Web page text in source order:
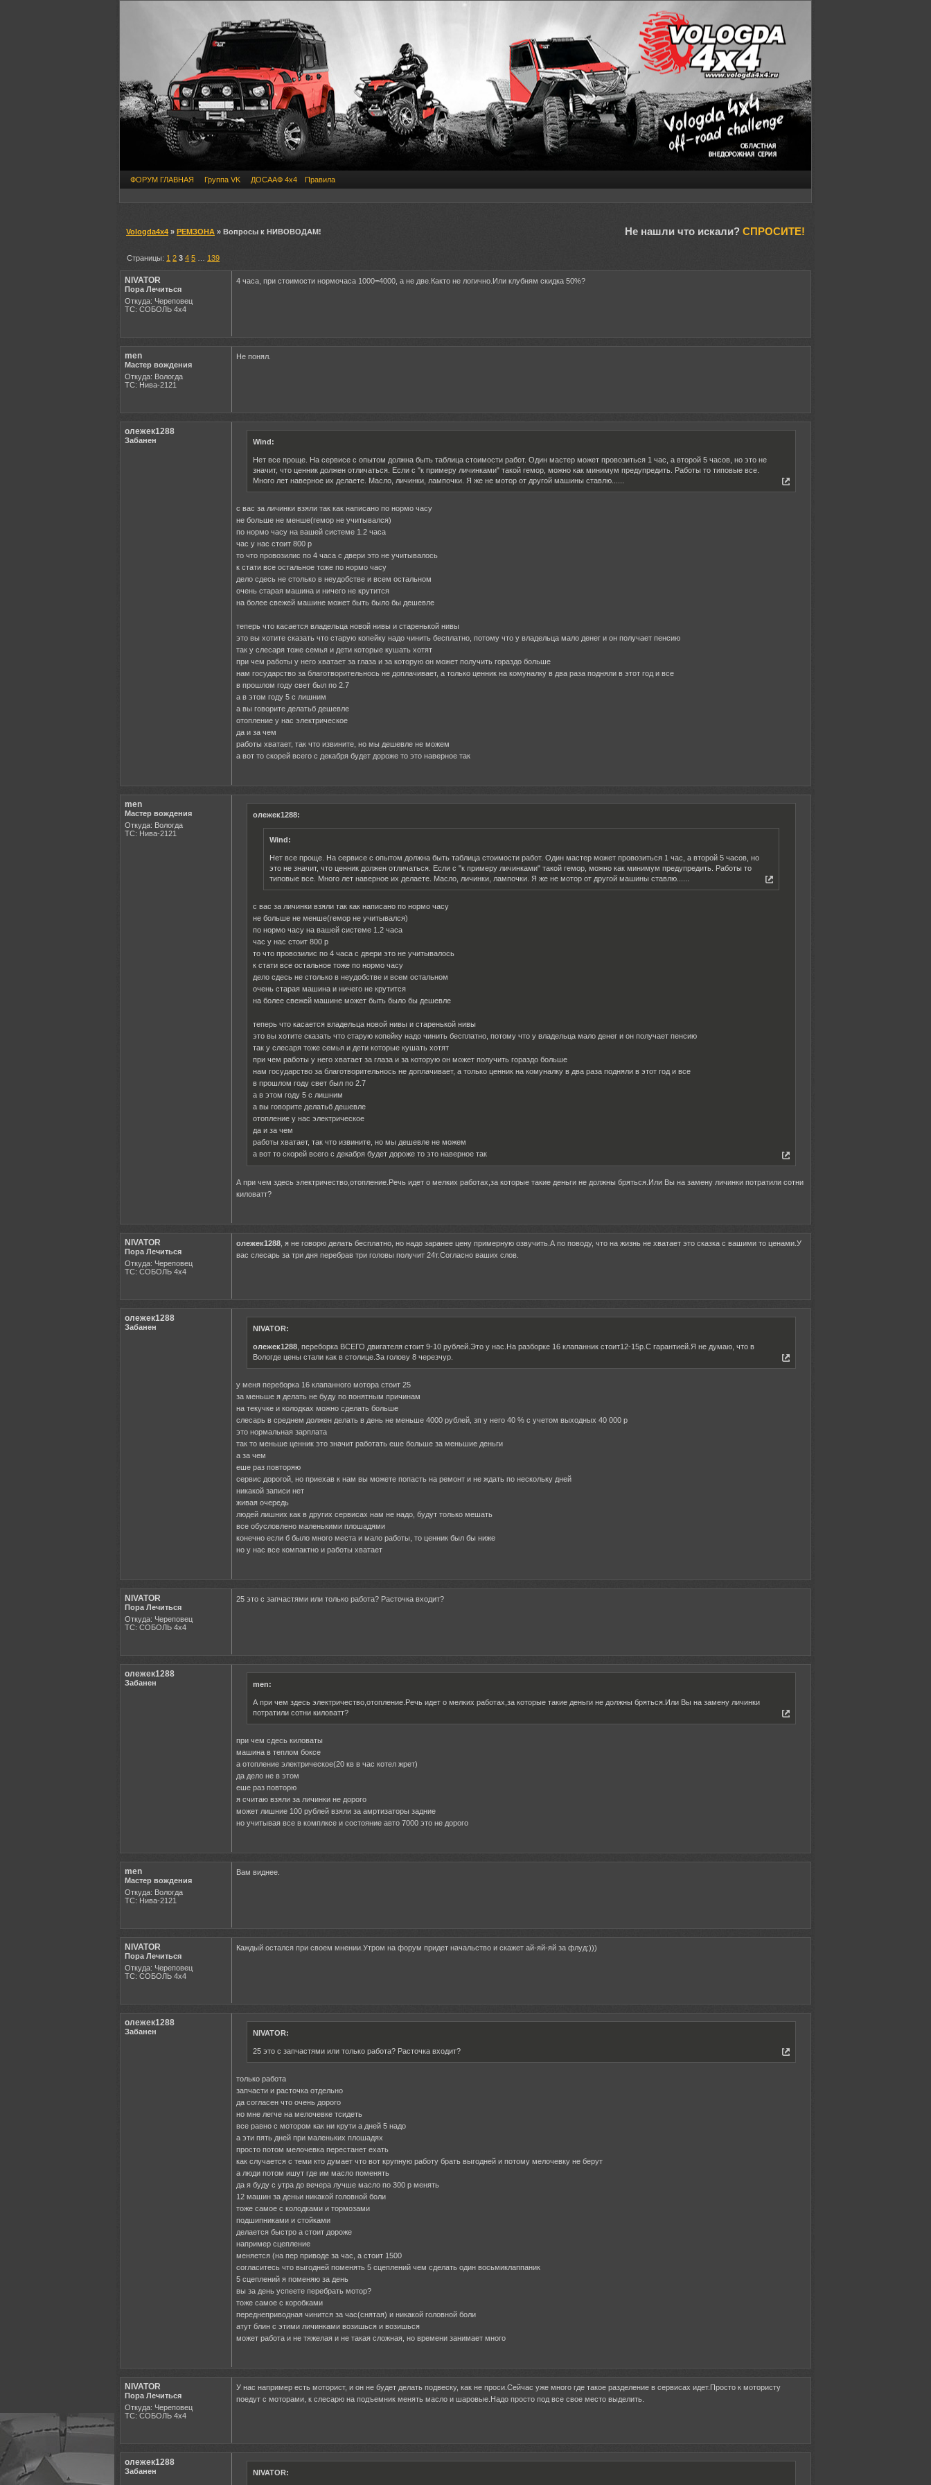
ФОРУМ ГЛАВНАЯ Группа VK ДОСААФ 4х4 Правила
Vologda4x4 » РЕМЗОНА » Вопросы к НИВОВОДАМ! Не нашли что искали? СПРОСИТЕ!
Страницы: 1 2 3 4 5 139
NIVATOR
Пора Лечиться
Откуда: Череповец
ТС: СОБОЛЬ 4х4
4 часа, при стоимости нормочаса 1000=4000, а не две.Както не логично.Или клубням скидка 50%?
men
Мастер вождения
Откуда: Вологда
ТС: Нива-2121
Не понял.
олежек1288
Забанен Wind:
Нет все проще. На сервисе с опытом должна быть таблица стоимости работ. Один мастер может провозиться 1 час, а второй 5 часов, но это не
значит, что ценник должен отличаться. Если с "к примеру личинками" такой гемор, можно как минимум предупредить. Работы то типовые все.
Много лет наверное их делаете. Масло, личинки, лампочки. Я же не мотор от другой машины ставлю......
с вас за личинки взяли так как написано по нормо часу
не больше не менше(гемор не учитывался)
по нормо часу на вашей системе 1.2 часа
час у нас стоит 800 р
то что провозилис по 4 часа с двери это не учитывалось
к стати все остальное тоже по нормо часу
дело сдесь не столько в неудобстве и всем остальном
очень старая машина и ничего не крутится
на более свежей машине может быть было бы дешевле
теперь что касается владельца новой нивы и старенькой нивы
это вы хотите сказать что старую копейку надо чинить бесплатно, потому что у владельца мало денег и он получает пенсию
так у слесаря тоже семья и дети которые кушать хотят
при чем работы у него хватает за глаза и за которую он может получить гораздо больше
нам государство за благотворительнось не доплачивает, а только ценник на комуналку в два раза подняли в этот год и все
в прошлом году свет был по 2.7
а в этом году 5 с лишним
а вы говорите делатьб дешевле
отопление у нас электрическое
да и за чем
работы хватает, так что извините, но мы дешевле не можем
а вот то скорей всего с декабря будет дороже то это наверное так
men
Мастер вождения
Откуда: Вологда
ТС: Нива-2121
олежек1288:
Wind:
Нет все проще. На сервисе с опытом должна быть таблица стоимости работ. Один мастер может провозиться 1 час, а второй 5 часов, но
это не значит, что ценник должен отличаться. Если с "к примеру личинками" такой гемор, можно как минимум предупредить. Работы то
типовые все. Много лет наверное их делаете. Масло, личинки, лампочки. Я же не мотор от другой машины ставлю......
с вас за личинки взяли так как написано по нормо часу
не больше не менше(гемор не учитывался)
по нормо часу на вашей системе 1.2 часа
час у нас стоит 800 р
то что провозилис по 4 часа с двери это не учитывалось
к стати все остальное тоже по нормо часу
дело сдесь не столько в неудобстве и всем остальном
очень старая машина и ничего не крутится
на более свежей машине может быть было бы дешевле
теперь что касается владельца новой нивы и старенькой нивы
это вы хотите сказать что старую копейку надо чинить бесплатно, потому что у владельца мало денег и он получает пенсию
так у слесаря тоже семья и дети которые кушать хотят
при чем работы у него хватает за глаза и за которую он может получить гораздо больше
нам государство за благотворительнось не доплачивает, а только ценник на комуналку в два раза подняли в этот год и все
в прошлом году свет был по 2.7
а в этом году 5 с лишним
а вы говорите делатьб дешевле
отопление у нас электрическое
да и за чем
работы хватает, так что извините, но мы дешевле не можем
а вот то скорей всего с декабря будет дороже то это наверное так
А при чем здесь электричество,отопление.Речь идет о мелких работах,за которые такие деньги не должны бряться.Или Вы на замену личинки потратили сотни
киловатт?
NIVATOR
Пора Лечиться
Откуда: Череповец
ТС: СОБОЛЬ 4х4
олежек1288 , я не говорю делать бесплатно, но надо заранее цену примерную озвучить.А по поводу, что на жизнь не хватает это сказка с вашими то ценами.У
вас слесарь за три дня перебрав три головы получит 24т.Согласно ваших слов.
олежек1288
Забанен NIVATOR:
олежек1288 , переборка ВСЕГО двигателя стоит 9-10 рублей.Это у нас.На разборке 16 клапанник стоит12-15р.С гарантией.Я не думаю, что в
Вологде цены стали как в столице.За голову 8 черезчур.
у меня переборка 16 клапанного мотора стоит 25
за меньше я делать не буду по понятным причинам
на текучке и колодках можно сделать больше
слесарь в среднем должен делать в день не меньше 4000 рублей, зп у него 40 % с учетом выходных 40 000 р
это нормальная зарплата
так то меньше ценник это значит работать еше больше за меньшие деньги
а за чем
еше раз повторяю
сервис дорогой, но приехав к нам вы можете попасть на ремонт и не ждать по нескольку дней
никакой записи нет
живая очередь
людей лишних как в других сервисах нам не надо, будут только мешать
все обусловлено маленькими плошадями
конечно если б было много места и мало работы, то ценник был бы ниже
но у нас все компактно и работы хватает
NIVATOR
Пора Лечиться
Откуда: Череповец
ТС: СОБОЛЬ 4х4
25 это с запчастями или только работа? Расточка входит?
олежек1288
Забанен men:
А при чем здесь электричество,отопление.Речь идет о мелких работах,за которые такие деньги не должны бряться.Или Вы на замену личинки
потратили сотни киловатт?
при чем сдесь киловаты
машина в теплом боксе
а отопление электрическое(20 кв в час котел жрет)
да дело не в этом
еше раз повторю
я считаю взяли за личинки не дорого
может лишние 100 рублей взяли за амртизаторы задние
но учитывая все в комплксе и состояние авто 7000 это не дорого
men
Мастер вождения
Откуда: Вологда
ТС: Нива-2121
Вам виднее.
NIVATOR
Пора Лечиться
Откуда: Череповец
ТС: СОБОЛЬ 4х4
Каждый остался при своем мнении.Утром на форум придет начальство и скажет ай-яй-яй за флуд:)))
олежек1288
Забанен NIVATOR:
25 это с запчастями или только работа? Расточка входит?
только работа
запчасти и расточка отдельно
да согласен что очень дорого
но мне легче на мелочевке тсидеть
все равно с мотором как ни крути а дней 5 надо
а эти пять дней при маленьких плошадях
просто потом мелочевка перестанет ехать
как случается с теми кто думает что вот крупную работу брать выгодней и потому мелочевку не берут
а люди потом ишут где им масло поменять
да я буду с утра до вечера лучше масло по 300 р менять
12 машин за деньи никакой головной боли
тоже самое с колодками и тормозами
подшипниками и стойками
делается быстро а стоит дороже
например сцепление
меняется (на пер приводе за час, а стоит 1500
согласитесь что выгодней поменять 5 сцеплений чем сделать один восьмиклаппаник
5 сцеплений я поменяю за день
вы за день успеете перебрать мотор?
тоже самое с коробками
переднеприводная чинится за час(снятая) и никакой головной боли
атут блин с этими личинками возишься и возишься
может работа и не тяжелая и не такая сложная, но времени занимает много
NIVATOR
Пора Лечиться
Откуда: Череповец
ТС: СОБОЛЬ 4х4
У нас например есть моторист, и он не будет делать подвеску, как не проси.Сейчас уже много где такое разделение в сервисах идет.Просто к мотористу
поедут с моторами, к слесарю на подъемник менять масло и шаровые.Надо просто под все свое место выделить.
олежек1288
Забанен NIVATOR: